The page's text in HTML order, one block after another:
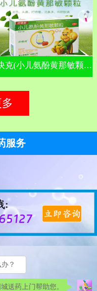
小快克(小儿氨酚黄那敏颗粒)
服务
？
送药上门帮助您。